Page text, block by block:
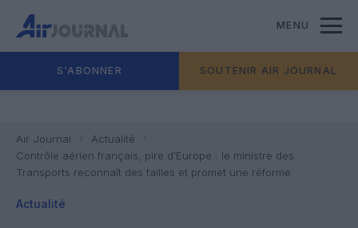
MENU
S'ABONNER SOUTENIR AIR JOURNAL
Air Journal
Actualité
Contrôle aérien français, pire d’Europe : le ministre des
Transports reconnaît des failles et promet une réforme
Actualité